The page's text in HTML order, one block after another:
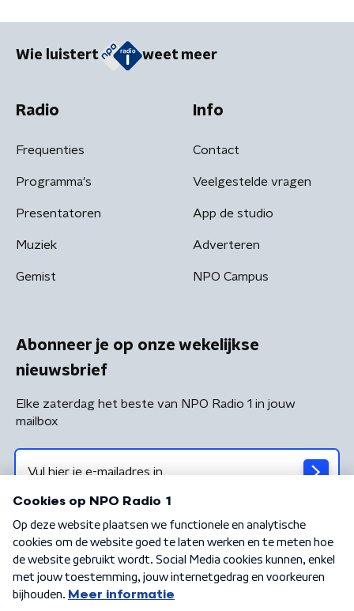
Wie luistert weet meer
Radio
Frequenties
Programma's
Presentatoren
Muziek
Gemist
Info
Contact
Veelgestelde vragen
App de studio
Adverteren
NPO Campus
Abonneer je op onze wekelijkse
nieuwsbrief
Elke zaterdag het beste van NPO Radio 1 in jouw
mailbox
Algemene voorwaarden